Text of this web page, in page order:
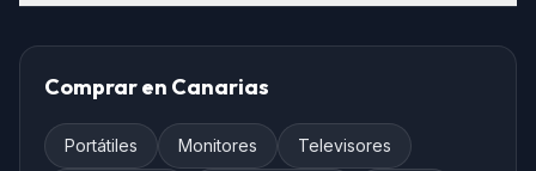
Comprar en Canarias
Portátiles Monitores Televisores